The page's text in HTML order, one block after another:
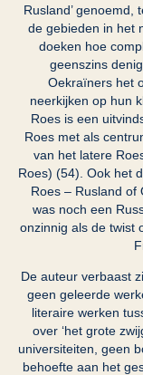
Rusland’ genoemd,
de gebieden in het
doeken hoe
geenszins
Oekraïners het
neerkijken op hun
Roes is een
Roes met als
van het latere
Roes) (54). Ook het
Roes – Rusland of
was noch een
onzinnig als de twist
De auteur verbaast
geen geleerde
literaire werken
over ‘het grote
universiteiten, geen
behoefte aan het